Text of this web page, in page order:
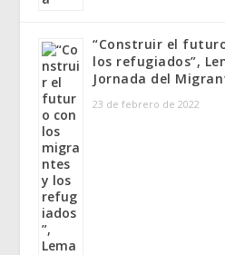
“Construir el
los refugiados”,
Jornada del
23 de febrero de 2022